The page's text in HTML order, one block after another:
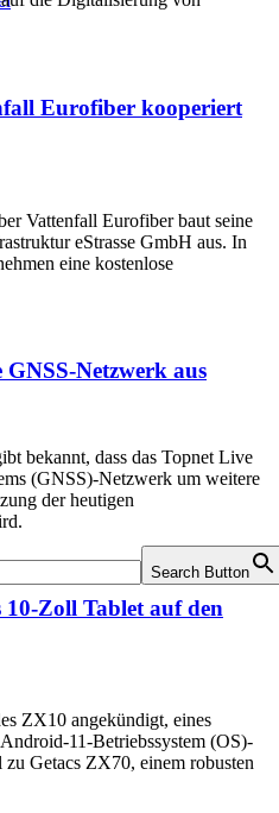
Search Button
Eurofiber kooperiert
Vattenfall Eurofiber baut seine
eStrasse GmbH aus. In
eine kostenlose
Netzwerk aus
bekannt, dass das Topnet Live
(GNSS)-Netzwerk um weitere
der heutigen
Zoll Tablet auf den
ZX10 angekündigt, eines
11-Betriebssystem (OS)-
Getacs ZX70, einem robusten